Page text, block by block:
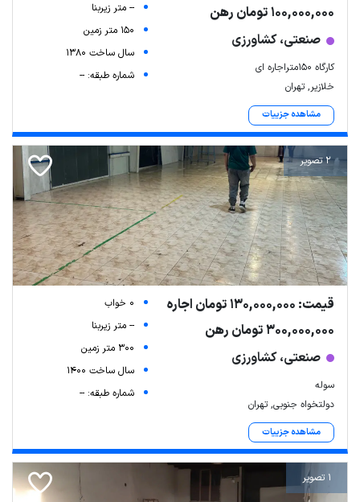
100,000,000 تومان رهن
صنعتی، کشاورزی
کارگاه ۱۵۰متراجاره ای
خلازیر, تهران
مشاهده جزییات
-- متر زیربنا
150 متر زمین
سال ساخت 1380
شماره طبقه: --
2 تصویر
قیمت: 130,000,000 تومان اجاره
300,000,000 تومان رهن
صنعتی، کشاورزی
سوله
دولتخواه جنوبی, تهران
مشاهده جزییات
0 خواب
-- متر زیربنا
300 متر زمین
سال ساخت 1400
شماره طبقه: --
1 تصویر